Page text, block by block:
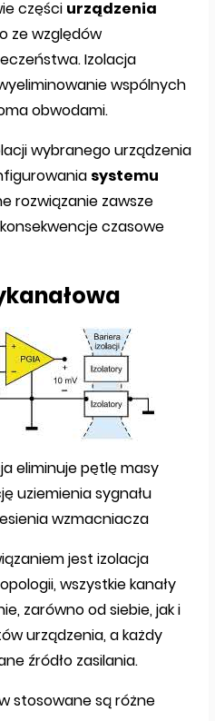
części urządzenia
ze względów
Izolacja
wspólnych
obwodami.
wybranego urządzenia
systemu
rozwiązanie zawsze
czasowe
eliminuje pętlę masy
uziemienia sygnału
wzmacniacza
jest izolacja
wszystkie kanały
zarówno od siebie, jak i
urządzenia, a każdy
źródło zasilania.
stosowane są różne